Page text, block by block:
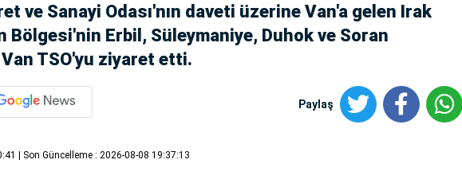
ve Sanayi Odası'nın daveti üzerine Van'a gelen Irak
Bölgesi'nin Erbil, Süleymaniye, Duhok ve Soran
TSO'yu ziyaret etti.
Paylaş
| Son Güncelleme : 2026-08-08 19:37:13